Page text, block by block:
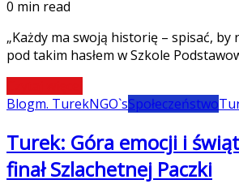
0 min read
„Każdy ma swoją historię – spisać, by
pod takim hasłem w Szkole
Blogm. TurekNGO`sSpołeczeństwo
Turek: Góra emocji i
finał Szlachetnej Paczki